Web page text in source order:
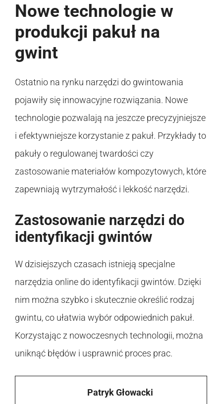
Nowe technologie w
produkcji pakuł na
gwint
Ostatnio na rynku narzędzi do gwintowania
pojawiły się innowacyjne rozwiązania. Nowe
technologie pozwalają na jeszcze precyzyjniejsze
i efektywniejsze korzystanie z pakuł. Przykłady to
pakuły o regulowanej twardości czy
zastosowanie materiałów kompozytowych, które
zapewniają wytrzymałość i lekkość narzędzi.
Zastosowanie narzędzi do
identyfikacji gwintów
W dzisiejszych czasach istnieją specjalne
narzędzia online do identyfikacji gwintów. Dzięki
nim można szybko i skutecznie określić rodzaj
gwintu, co ułatwia wybór odpowiednich pakuł.
Korzystając z nowoczesnych technologii, można
uniknąć błędów i usprawnić proces prac.
Patryk Głowacki